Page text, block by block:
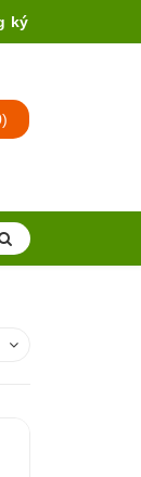
ký
)